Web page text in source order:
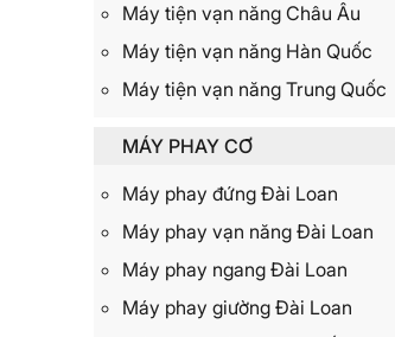
Máy tiện vạn năng Châu Âu
Máy tiện vạn năng Hàn Quốc
Máy tiện vạn năng Trung Quốc
MÁY PHAY CƠ
Máy phay đứng Đài Loan
Máy phay vạn năng Đài Loan
Máy phay ngang Đài Loan
Máy phay giường Đài Loan